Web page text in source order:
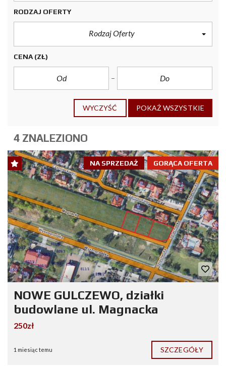
RODZAJ OFERTY
Rodzaj Oferty
CENA (ZŁ)
WYCZYŚĆ POKAŻ WSZYSTKIE
4 ZNALEZIONO
GORĄCA OFERTA
NA SPRZEDAŻ
NOWE GULCZEWO, działki
budowlane ul. Magnacka
250zł
1 miesiąc temu SZCZEGÓŁY